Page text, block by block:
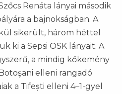
Renáta lányai második
a bajnokságban. A
sikerült, három héttel
ki a Sepsi OSK lányait. A
a mindig kőkemény
elleni rangadó
a Tifești elleni 4–1-gyel